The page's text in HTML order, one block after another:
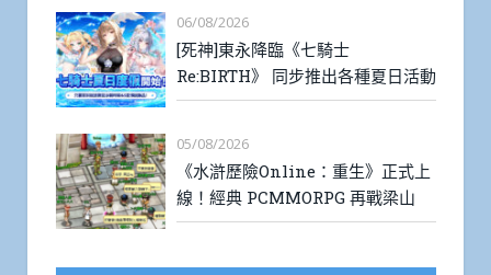
06/08/2026
[死神]東永降臨《七騎士
Re:BIRTH》 同步推出各種夏日活動
05/08/2026
《水滸歷險Online：重生》正式上
線！經典 PCMMORPG 再戰梁山